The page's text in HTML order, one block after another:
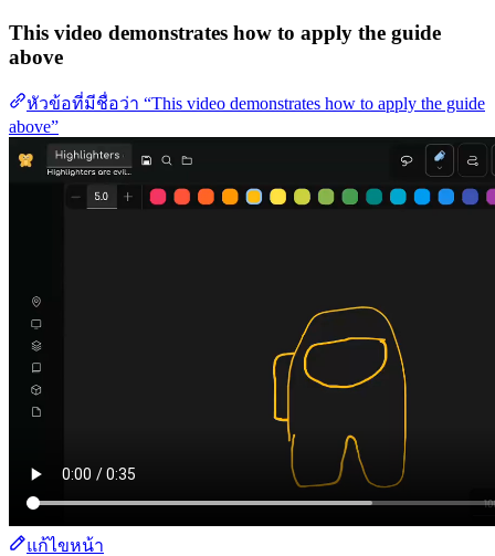
This video demonstrates how to apply the guide
above
หัวข้อที่มีชื่อว่า “This video demonstrates how to apply the guide
above”
แก้ไขหน้า